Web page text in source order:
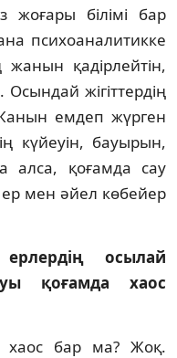
жоғары білімі бар
психоаналитикке
жанын қадірлейтін,
жігіттердің
емдеп жүр­ген
күйеуін, бауы­рын,
алса, қо­ға­мда сау
мен әйел көбейер
осы­лай
қоғамда хаос
хаос бар ма? Жоқ.